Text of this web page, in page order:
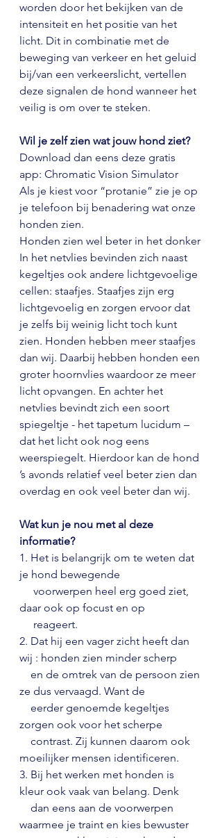
worden door het bekijken van de
intensiteit en het positie van het
licht. Dit in combinatie met de
beweging van verkeer en het geluid
bij/van een verkeerslicht, vertellen
deze signalen de hond wanneer het
veilig is om over te steken.
Wil je zelf zien wat jouw hond ziet?
Download dan eens deze gratis
app: Chromatic Vision Simulator
Als je kiest voor “protanie” zie je op
je telefoon bij benadering wat onze
honden zien.
Honden zien wel beter in het donker
In het netvlies bevinden zich naast
kegeltjes ook andere lichtgevoelige
cellen: staafjes. Staafjes zijn erg
lichtgevoelig en zorgen ervoor dat
je zelfs bij weinig licht toch kunt
zien. Honden hebben meer staafjes
dan wij. Daarbij hebben honden een
groter hoornvlies waardoor ze meer
licht opvangen. En achter het
netvlies bevindt zich een soort
spiegeltje - het tapetum lucidum –
dat het licht ook nog eens
weerspiegelt. Hierdoor kan de hond
’s avonds relatief veel beter zien dan
overdag en ook veel beter dan wij.
Wat kun je nou met al deze
informatie?
1. Het is belangrijk om te weten dat
je hond bewegende
daar ook op focust en op
     reageert.
2. Dat hij een vager zicht heeft dan
wij : honden zien minder scherp
ze dus vervaagd. Want de
zorgen ook voor het scherpe
moeilijker mensen identificeren.
3. Bij het werken met honden is
kleur ook vaak van belang. Denk
waarmee je traint en kies bewuster